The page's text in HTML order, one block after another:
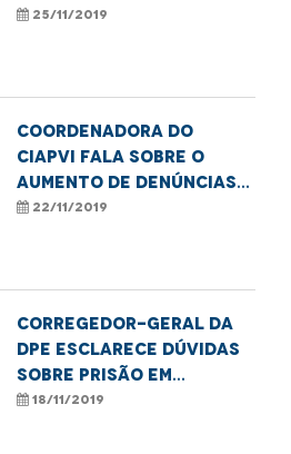
esporte"
25/11/2019
Coordenadora do
CIAPVI fala sobre o
aumento de denúncias
em casos de violência
22/11/2019
Corregedor-geral da
DPE esclarece dúvidas
sobre prisão em
segunda instância
18/11/2019